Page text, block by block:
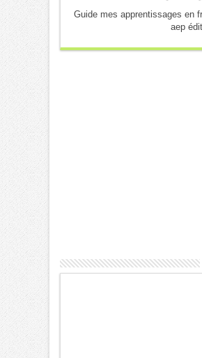
Guide mes apprentissages en
aep